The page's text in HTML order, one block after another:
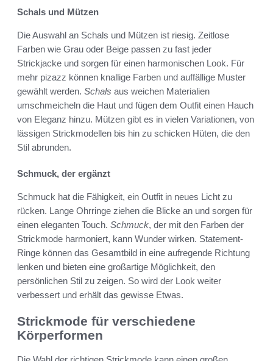
Schals und Mützen
Die Auswahl an Schals und Mützen ist riesig. Zeitlose
Farben wie Grau oder Beige passen zu fast jeder
Strickjacke und sorgen für einen harmonischen Look. Für
mehr pizazz können knallige Farben und auffällige Muster
gewählt werden. Schals aus weichen Materialien
umschmeicheln die Haut und fügen dem Outfit einen Hauch
von Eleganz hinzu. Mützen gibt es in vielen Variationen, von
lässigen Strickmodellen bis hin zu schicken Hüten, die den
Stil abrunden.
Schmuck, der ergänzt
Schmuck hat die Fähigkeit, ein Outfit in neues Licht zu
rücken. Lange Ohrringe ziehen die Blicke an und sorgen für
einen eleganten Touch. Schmuck, der mit den Farben der
Strickmode harmoniert, kann Wunder wirken. Statement-
Ringe können das Gesamtbild in eine aufregende Richtung
lenken und bieten eine großartige Möglichkeit, den
persönlichen Stil zu zeigen. So wird der Look weiter
verbessert und erhält das gewisse Etwas.
Strickmode für verschiedene
Körperformen